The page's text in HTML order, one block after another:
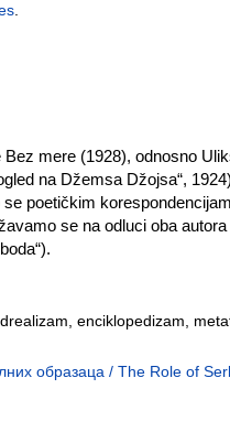
.
mere (1928), odnosno
na Džemsa Džojsa“,
poetičkim
se na odluci oba autora
enciklopedizam,
образаца / The Role of